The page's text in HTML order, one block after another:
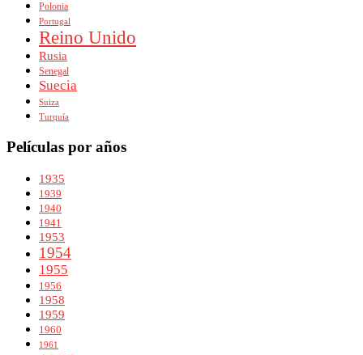
Polonia
Portugal
Reino Unido
Rusia
Senegal
Suecia
Suiza
Turquía
Películas por años
1935
1939
1940
1941
1953
1954
1955
1956
1958
1959
1960
1961